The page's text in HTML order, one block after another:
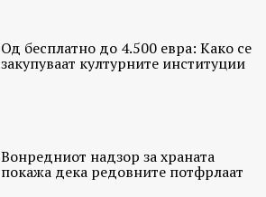
Од бесплатно до 4.500 евра: Како се
закупуваат културните институции
Вонредниот надзор за храната
покажа дека редовните потфрлаат